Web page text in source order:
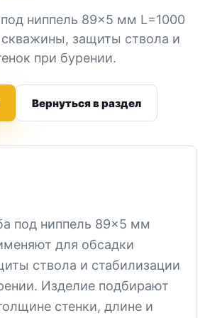
ниппель 89×5 мм L=1000
защиты ствола и
при бурении.
Вернуться в раздел
под ниппель 89×5 мм
для обсадки
ствола и стабилизации
Изделие подбирают
стенки, длине и